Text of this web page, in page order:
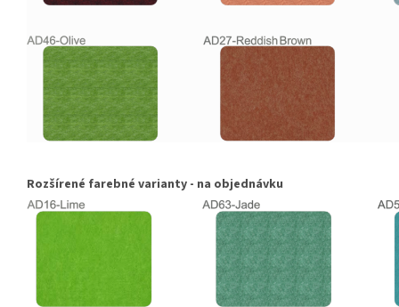
Rozšírené farebné varianty - na objednávku